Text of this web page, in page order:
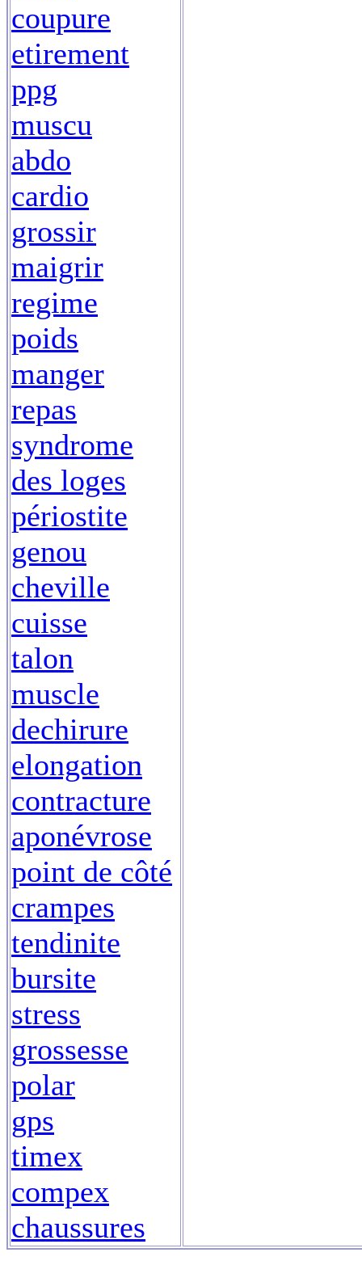
coupure
etirement
ppg
muscu
abdo
cardio
grossir
maigrir
regime
poids
manger
repas
syndrome
des loges
périostite
genou
cheville
cuisse
talon
muscle
dechirure
elongation
contracture
aponévrose
point de côté
crampes
tendinite
bursite
stress
grossesse
polar
gps
timex
compex
chaussures